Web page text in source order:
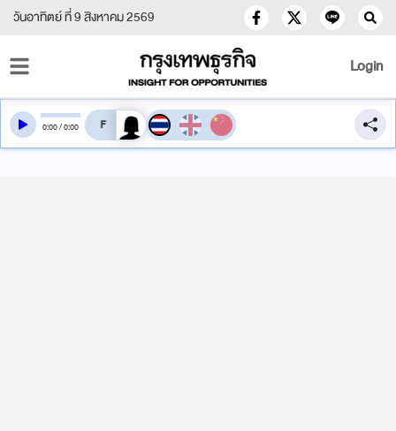
วันอาทิตย์ ที่ 9 สิงหาคม 2569
Login
0:00/0:00 สลับเสียงอ่าน